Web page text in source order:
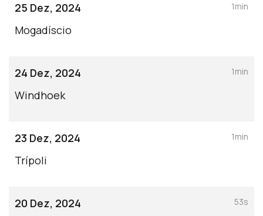
25 Dez, 2024
Mogadíscio
1min
24 Dez, 2024
Windhoek
1min
23 Dez, 2024
Trípoli
1min
20 Dez, 2024 53s